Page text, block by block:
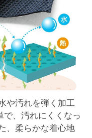
や汚れを弾く加工
、汚れにくくなっ
、柔らかな着心地